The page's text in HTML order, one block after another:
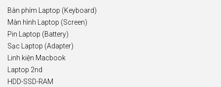
Bàn phím Laptop (Keyboard)
Màn hình Laptop (Screen)
Pin Laptop (Battery)
Sạc Laptop (Adapter)
Linh kiện Macbook
Laptop 2nd
HDD-SSD-RAM